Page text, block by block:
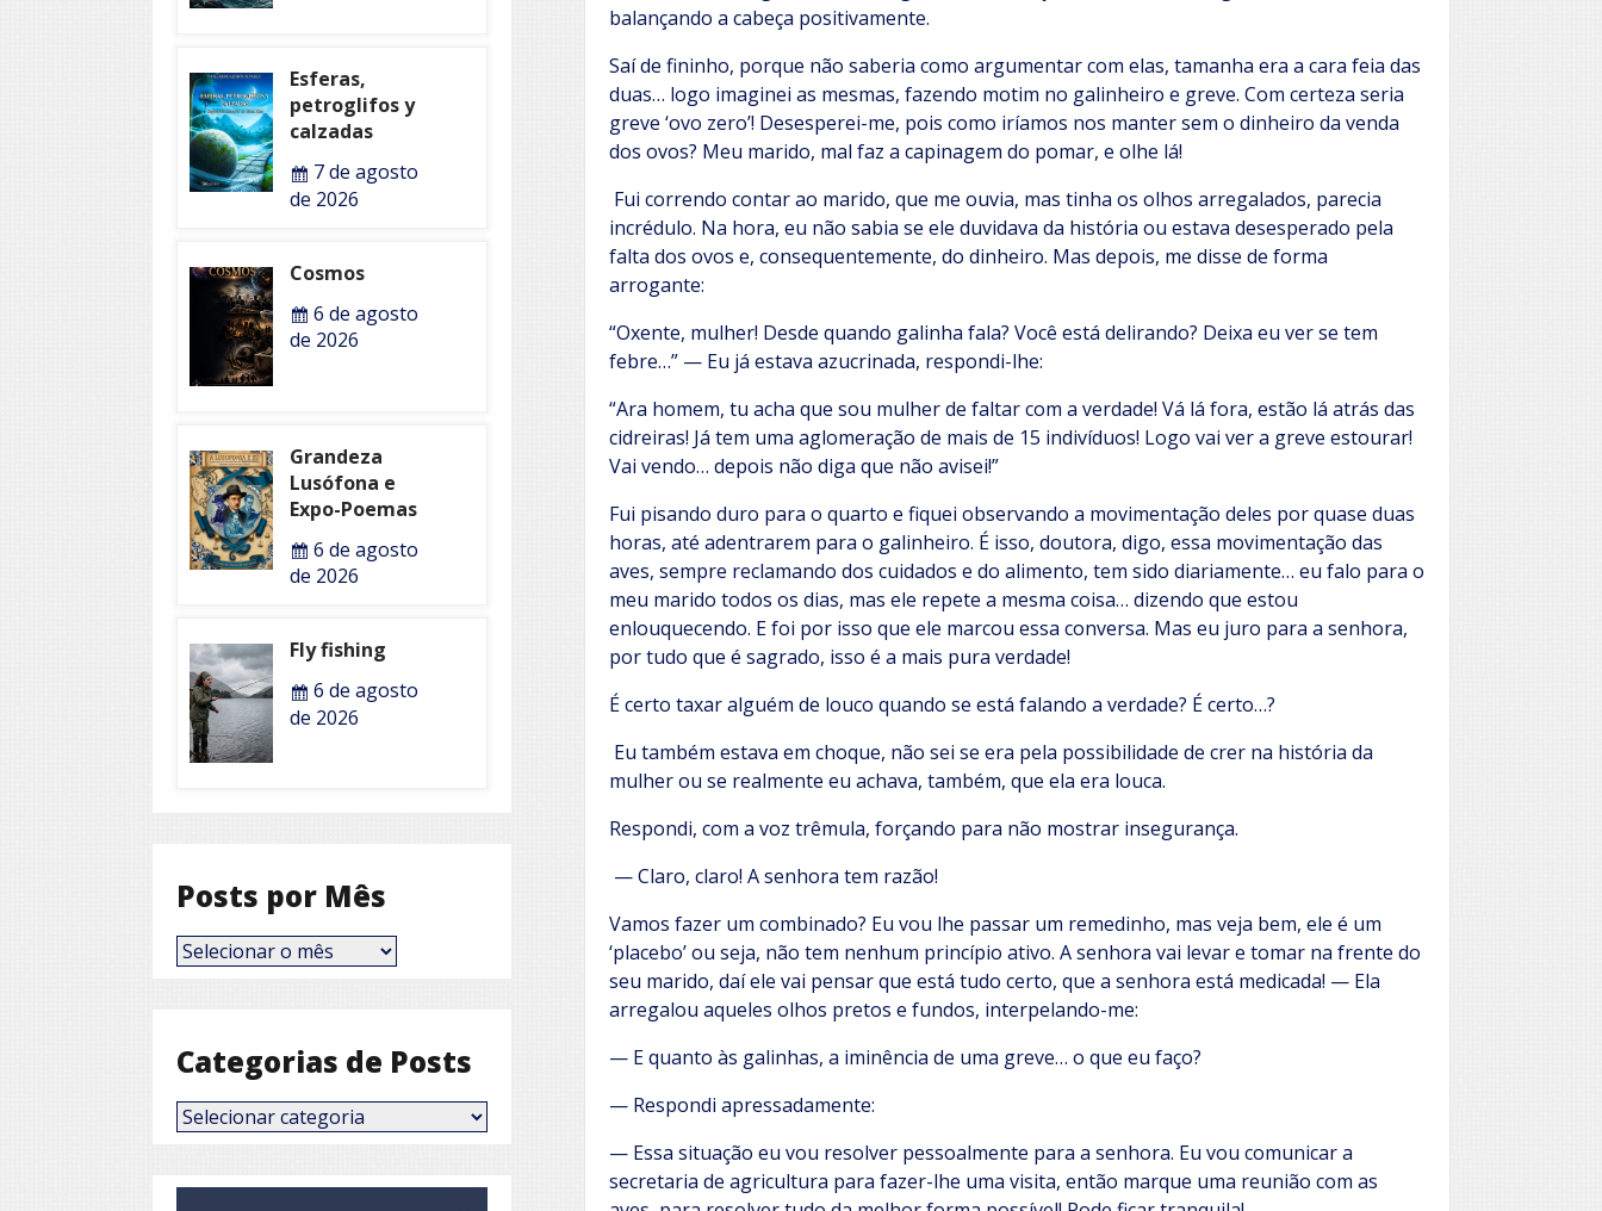
balançando a cabeça positivamente.
Saí de fininho, porque não saberia como argumentar com elas, tamanha era a cara feia das
duas… logo imaginei as mesmas, fazendo motim no galinheiro e greve. Com certeza seria
greve ‘ovo zero’! Desesperei-me, pois como iríamos nos manter sem o dinheiro da venda
dos ovos? Meu marido, mal faz a capinagem do pomar, e olhe lá!
Fui correndo contar ao marido, que me ouvia, mas tinha os olhos arregalados, parecia
incrédulo. Na hora, eu não sabia se ele duvidava da história ou estava desesperado pela
falta dos ovos e, consequentemente, do dinheiro. Mas depois, me disse de forma
arrogante:
“Oxente, mulher! Desde quando galinha fala? Você está delirando? Deixa eu ver se tem
febre…” — Eu já estava azucrinada, respondi-lhe:
“Ara homem, tu acha que sou mulher de faltar com a verdade! Vá lá fora, estão lá atrás das
cidreiras! Já tem uma aglomeração de mais de 15 indivíduos! Logo vai ver a greve estourar!
Vai vendo… depois não diga que não avisei!”
Fui pisando duro para o quarto e fiquei observando a movimentação deles por quase duas
horas, até adentrarem para o galinheiro. É isso, doutora, digo, essa movimentação das
aves, sempre reclamando dos cuidados e do alimento, tem sido diariamente… eu falo para o
meu marido todos os dias, mas ele repete a mesma coisa… dizendo que estou
enlouquecendo. E foi por isso que ele marcou essa conversa. Mas eu juro para a senhora,
por tudo que é sagrado, isso é a mais pura verdade!
É certo taxar alguém de louco quando se está falando a verdade? É certo…?
Eu também estava em choque, não sei se era pela possibilidade de crer na história da
mulher ou se realmente eu achava, também, que ela era louca.
Respondi, com a voz trêmula, forçando para não mostrar insegurança.
— Claro, claro! A senhora tem razão!
Vamos fazer um combinado? Eu vou lhe passar um remedinho, mas veja bem, ele é um
‘placebo’ ou seja, não tem nenhum princípio ativo. A senhora vai levar e tomar na frente do
seu marido, daí ele vai pensar que está tudo certo, que a senhora está medicada! — Ela
arregalou aqueles olhos pretos e fundos, interpelando-me:
— E quanto às galinhas, a iminência de uma greve… o que eu faço?
— Respondi apressadamente:
— Essa situação eu vou resolver pessoalmente para a senhora. Eu vou comunicar a
secretaria de agricultura para fazer-lhe uma visita, então marque uma reunião com as
Esferas,
petroglifos y
calzadas
7 de agosto
de 2026
Cosmos
6 de agosto
de 2026
Grandeza
Lusófona e
Expo-Poemas
6 de agosto
de 2026
Fly fishing
6 de agosto
de 2026
Posts por Mês
Posts
por
Categorias de Posts
Categorias
de